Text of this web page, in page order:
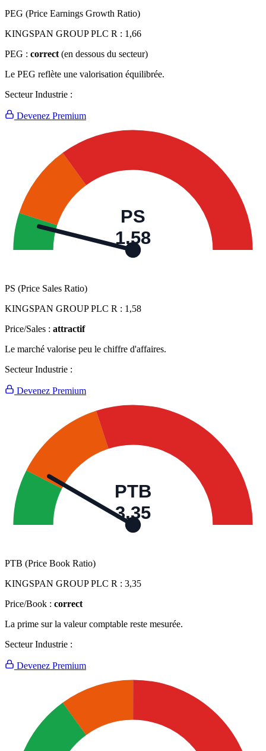
PEG (Price Earnings Growth Ratio)
KINGSPAN GROUP PLC R : 1,66
PEG : correct (en dessous du secteur)
Le PEG reflète une valorisation équilibrée.
Secteur Industrie :
Devenez Premium
PS
1,58
PS (Price Sales Ratio)
KINGSPAN GROUP PLC R : 1,58
Price/Sales : attractif
Le marché valorise peu le chiffre d'affaires.
Secteur Industrie :
Devenez Premium
PTB
3,35
PTB (Price Book Ratio)
KINGSPAN GROUP PLC R : 3,35
Price/Book : correct
La prime sur la valeur comptable reste mesurée.
Secteur Industrie :
Devenez Premium